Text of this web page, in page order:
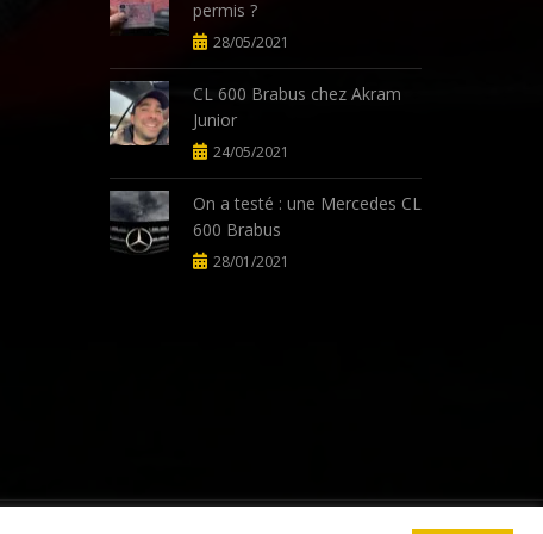
permis ?
28/05/2021
CL 600 Brabus chez Akram
Junior
24/05/2021
On a testé : une Mercedes CL
600 Brabus
28/01/2021